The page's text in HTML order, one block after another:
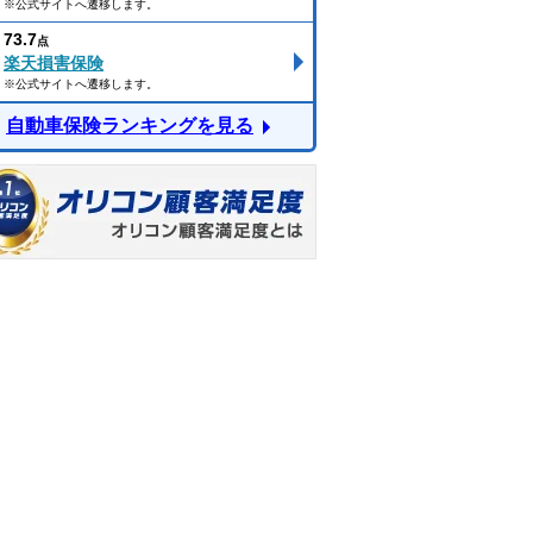
※公式サイトへ遷移します。
73.7点
楽天損害保険
※公式サイトへ遷移します。
自動車保険ランキングを見る